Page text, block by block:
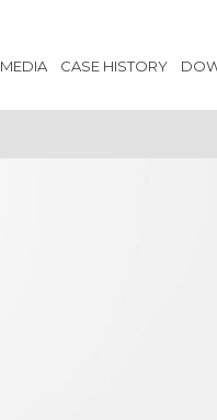
MEDIA CASE HISTORY